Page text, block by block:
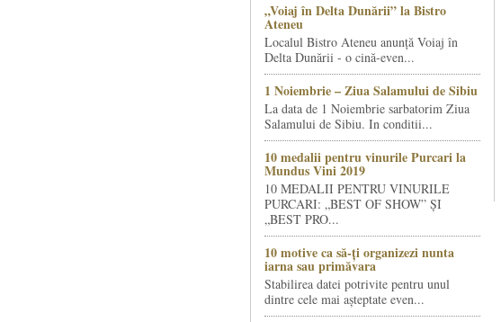
„Voiaj în Delta Dunării” la Bistro
Ateneu
Localul Bistro Ateneu anunță Voiaj în
Delta Dunării - o cină-even...
1 Noiembrie – Ziua Salamului de Sibiu
La data de 1 Noiembrie sarbatorim Ziua
Salamului de Sibiu. In conditii...
10 medalii pentru vinurile Purcari la
Mundus Vini 2019
10 MEDALII PENTRU VINURILE
PURCARI: „BEST OF SHOW” ȘI
„BEST PRO...
10 motive ca să-ți organizezi nunta
iarna sau primăvara
Stabilirea datei potrivite pentru unul
dintre cele mai așteptate even...